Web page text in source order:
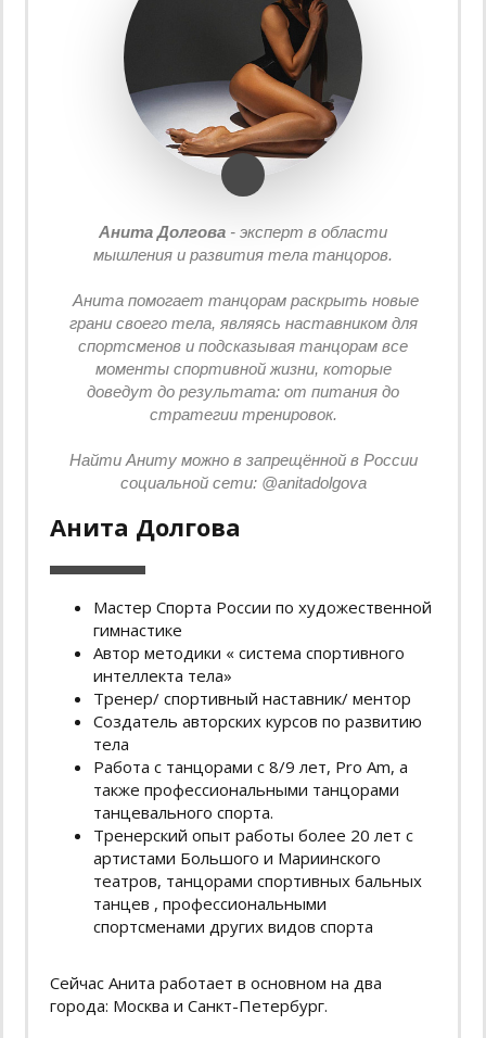
Анита Долгова
Мастер Спорта России по художественной
гимнастике
Автор методики « система спортивного
интеллекта тела»
Тренер/ спортивный наставник/ ментор
Создатель авторских курсов по развитию
тела
Работа с танцорами с 8/9 лет, Pro Am, а
также профессиональными танцорами
танцевального спорта.
Тренерский опыт работы более 20 лет с
артистами Большого и Мариинского
театров, танцорами спортивных бальных
танцев , профессиональными
спортсменами других видов спорта
Сейчас Анита работает в основном на два
города: Москва и Санкт-Петербург.
Анита Долгова - эксперт в области
мышления и развития тела танцоров.
Анита помогает танцорам раскрыть новые
грани своего тела, являясь наставником для
спортсменов и подсказывая танцорам все
моменты спортивной жизни, которые
доведут до результата: от питания до
стратегии тренировок.
Найти Аниту можно в запрещённой в России
социальной сети: @anitadolgova